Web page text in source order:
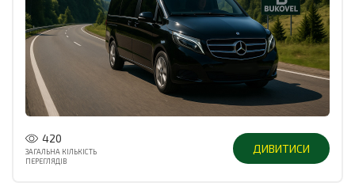
420
ЗАГАЛЬНА КІЛЬКІСТЬ
ПЕРЕГЛЯДІВ
ДИВИТИСИ